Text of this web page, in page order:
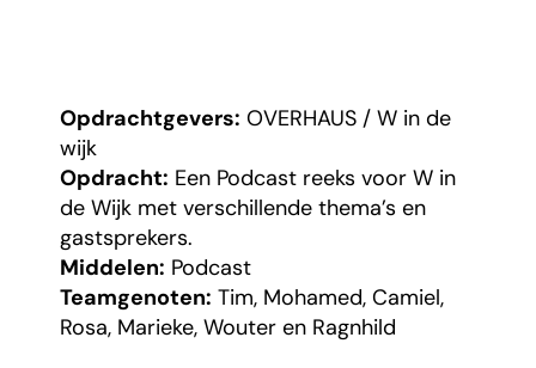
Opdrachtgevers: OVERHAUS / W in de
wijk
Opdracht: Een Podcast reeks voor W in
de Wijk met verschillende thema’s en
gastsprekers.
Middelen: Podcast
Teamgenoten: Tim, Mohamed, Camiel,
Rosa, Marieke, Wouter en Ragnhild